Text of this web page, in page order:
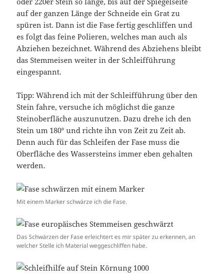
auf der ganzen Länge der Schneide ein Grat zu
spüren ist. Dann ist die Fase fertig geschliffen und
es folgt das feine Polieren, welches man auch als
Abziehen bezeichnet. Während des Abziehens bleibt
das Stemmeisen weiter in der Schleifführung
eingespannt.
Tipp: Während ich mit der Schleifführung über den
Stein fahre, versuche ich möglichst die ganze
Steinoberfläche auszunutzen. Dazu drehe ich den
Stein um 180° und richte ihn von Zeit zu Zeit ab.
Denn auch für das Schleifen der Fase muss die
Oberfläche des Wassersteins immer eben gehalten
werden.
Mit einem Marker schwärze ich die Fase.
Das Schwärzen der Fase erleichtert es mir später zu erkennen, an
welcher Stelle ich Material weggeschliffen habe.